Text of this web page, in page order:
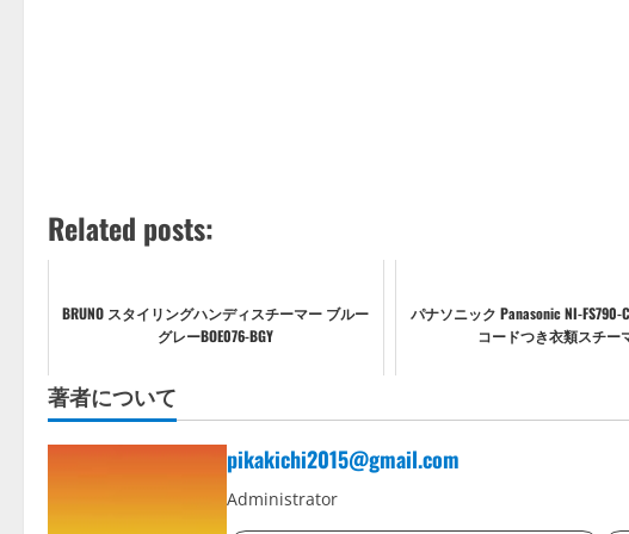
Related posts:
BRUNO スタイリングハンディスチーマー ブルー
グレーBOE076-BGY
パナソニック Panasonic NI-FS790-
コードつき衣類スチー
著者について
pikakichi2015@gmail.com
Administrator